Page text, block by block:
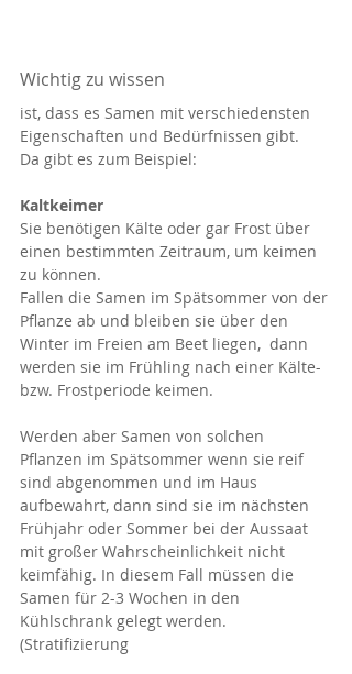
Wichtig zu wissen
ist, dass es Samen mit verschiedensten
Eigenschaften und Bedürfnissen gibt.
Da gibt es zum Beispiel:
Kaltkeimer
Sie benötigen Kälte oder gar Frost über
einen bestimmten Zeitraum, um keimen
zu können.
Fallen die Samen im Spätsommer von der
Pflanze ab und bleiben sie über den
Winter im Freien am Beet liegen,  dann
werden sie im Frühling nach einer Kälte-
bzw. Frostperiode keimen.
Werden aber Samen von solchen
Pflanzen im Spätsommer wenn sie reif
sind abgenommen und im Haus
aufbewahrt, dann sind sie im nächsten
Frühjahr oder Sommer bei der Aussaat
mit großer Wahrscheinlichkeit nicht
keimfähig. In diesem Fall müssen die
Samen für 2-3 Wochen in den
Kühlschrank gelegt werden.
(Stratifizierung